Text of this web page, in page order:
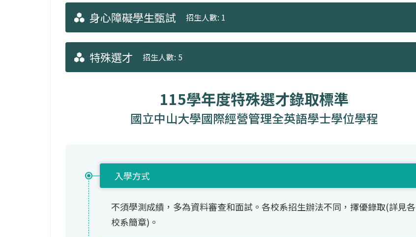
身心障礙學生甄試 招生人數: 1
特殊選才 招生人數: 5
115學年度特殊選才錄取標準
國立中山大學國際經營管理全英語學士學位學程
入學方式
不須學測成績，多為資料審查和面試。各校系招生辦法不同，擇優錄取(詳見各
校系簡章)。